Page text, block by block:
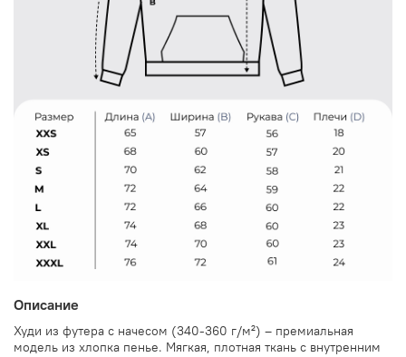
Описание
Худи из футера с начесом (340-360 г/м²) – премиальная
модель из хлопка пенье. Мягкая, плотная ткань с внутренним